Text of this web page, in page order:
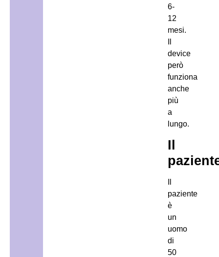
6-
12
mesi.
device
però
funziona
anche
più
a
lungo.
Il
paziente
è
un
uomo
di
50